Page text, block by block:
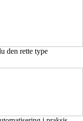
den rette type